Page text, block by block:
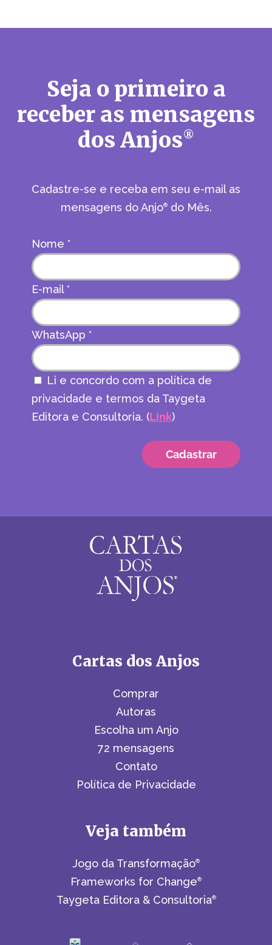
Seja o primeiro a
receber as mensagens
dos Anjos®
Cadastre-se e receba em seu e-mail as
mensagens do Anjo®do Mês.
Nome*
E-mail*
WhatsApp*
Li e concordo com a política de
privacidade e termos da Taygeta
Editora e Consultoria. (Link)
Cartas dos Anjos
Comprar
Autoras
Escolha um Anjo
72 mensagens
Contato
Política de Privacidade
Veja também
Jogo da Transformação®
Frameworks for Change®
Taygeta Editora & Consultoria®